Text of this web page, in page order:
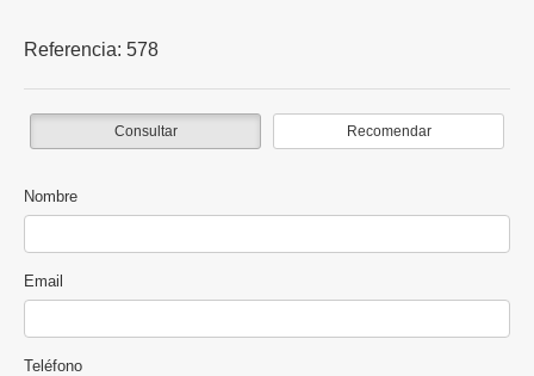
Referencia: 578
Consultar Recomendar
Nombre
Email
Teléfono